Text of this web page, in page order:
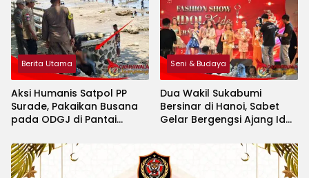
Berita Utama
Aksi Humanis Satpol PP
Surade, Pakaikan Busana
pada ODGJ di Pantai
Seni & Budaya
Dua Wakil Sukabumi
Bersinar di Hanoi, Sabet
Gelar Bergengsi Ajang Idol